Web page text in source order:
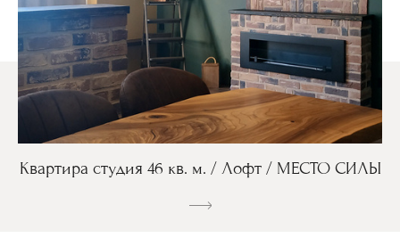
Квартира студия 46 кв. м. / Лофт / МЕСТО СИЛЫ